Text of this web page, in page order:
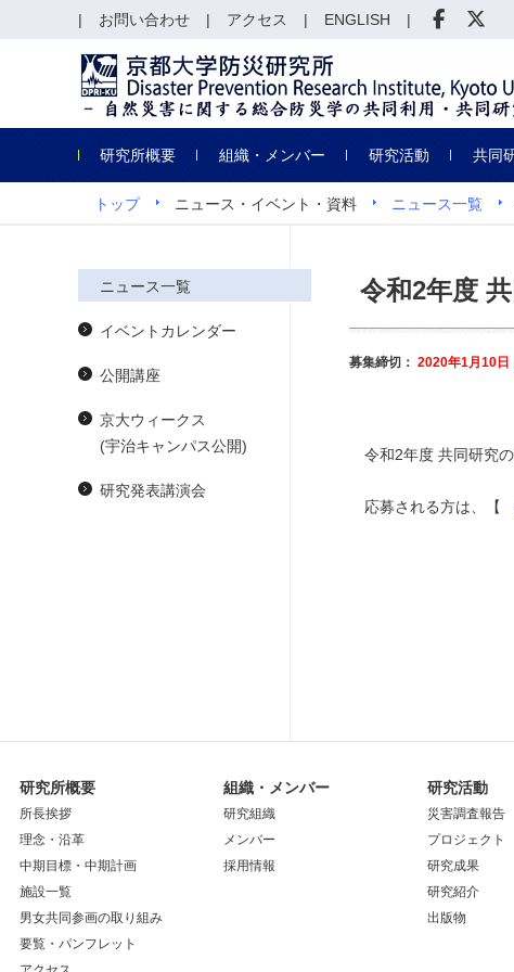
研究所概要 組織・メンバー 研究活動 共同
お問い合わせ アクセス ENGLISH
トップ ニュース・イベント・資料 ニュース一覧
令和2年度
募集締切： 2020年1月10日
令和2年度 共同研究の
応募される方は、【
ニュース一覧
イベントカレンダー
公開講座
京大ウィークス
(宇治キャンパス公開)
研究発表講演会
研究所概要
所長挨拶
理念・沿革
中期目標・中期計画
施設一覧
男女共同参画の取り組み
要覧・パンフレット
組織・メンバー
研究組織
メンバー
採用情報
研究活動
災害調査報告
プロジェクト
研究成果
研究紹介
出版物